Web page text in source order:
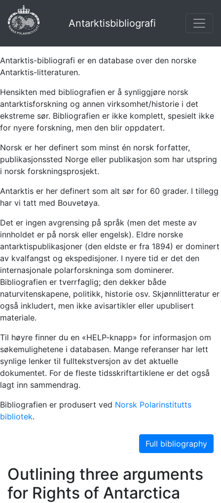
Antarktisbibliografi
Antarktis-bibliografi er en database over den norske
Antarktis-litteraturen.
Hensikten med bibliografien er å synliggjøre norsk
antarktisforskning og annen virksomhet/historie i det
ekstreme sør. Bibliografien er ikke komplett, spesielt ikke
for nyere forskning, men den blir oppdatert.
Norsk er her definert som minst én norsk forfatter,
publikasjonssted Norge eller publikasjon som har utspring
i norsk forskningsprosjekt.
Antarktis er her definert som alt sør for 60 grader. I tillegg
har vi tatt med Bouvetøya.
Det er ingen avgrensing på språk (men det meste av
innholdet er på norsk eller engelsk). Eldre norske
antarktispublikasjoner (den eldste er fra 1894) er dominert
av kvalfangst og ekspedisjoner. I nyere tid er det den
internasjonale polarforskninga som dominerer.
Bibliografien er tverrfaglig; den dekker både
naturvitenskapene, politikk, historie osv. Skjønnlitteratur er
også inkludert, men ikke avisartikler eller upublisert
materiale.
Til høyre finner du en «HELP-knapp» for informasjon om
søkemulighetene i databasen. Mange referanser har lett
synlige lenker til fulltekstversjon av det aktuelle
dokumentet. For de fleste tidsskriftartiklene er det også
lagt inn sammendrag.
Bibliografien er produsert ved Norsk Polarinstitutts
bibliotek.
Full bibliography
Outlining three arguments
for Rights of Antarctica